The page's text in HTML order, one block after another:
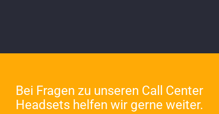
Bei Fragen zu unseren Call Center
Headsets helfen wir gerne weiter.